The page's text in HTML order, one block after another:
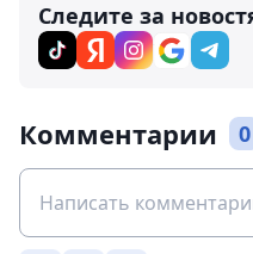
Следите за
Комментарии 0